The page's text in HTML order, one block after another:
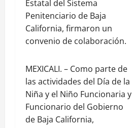
Estatal del Sistema
Penitenciario de Baja
California, firmaron un
convenio de colaboración.
MEXICALI. – Como parte de
las actividades del Día de la
Niña y el Niño Funcionaria y
Funcionario del Gobierno
de Baja California,